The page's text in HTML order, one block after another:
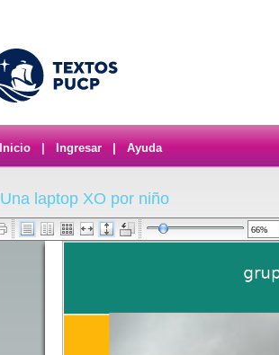
Inicio Ingresar Ayuda
Una laptop XO por niño